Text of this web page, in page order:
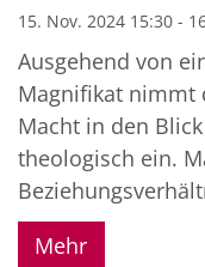
15. Nov. 2024 15:30 -
Ausgehend von
Magnifikat nimmt
Macht in den
theologisch ein.
Mehr